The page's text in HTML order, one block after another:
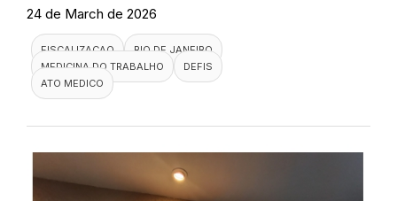
24 de March de 2026
FISCALIZACAO
RIO DE JANEIRO
MEDICINA DO TRABALHO
DEFIS
ATO MEDICO